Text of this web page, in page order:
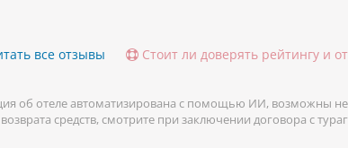
все отзывы Стоит ли доверять рейтингу и
об отеле автоматизирована с помощью ИИ, возможны
средств, смотрите при заключении договора с